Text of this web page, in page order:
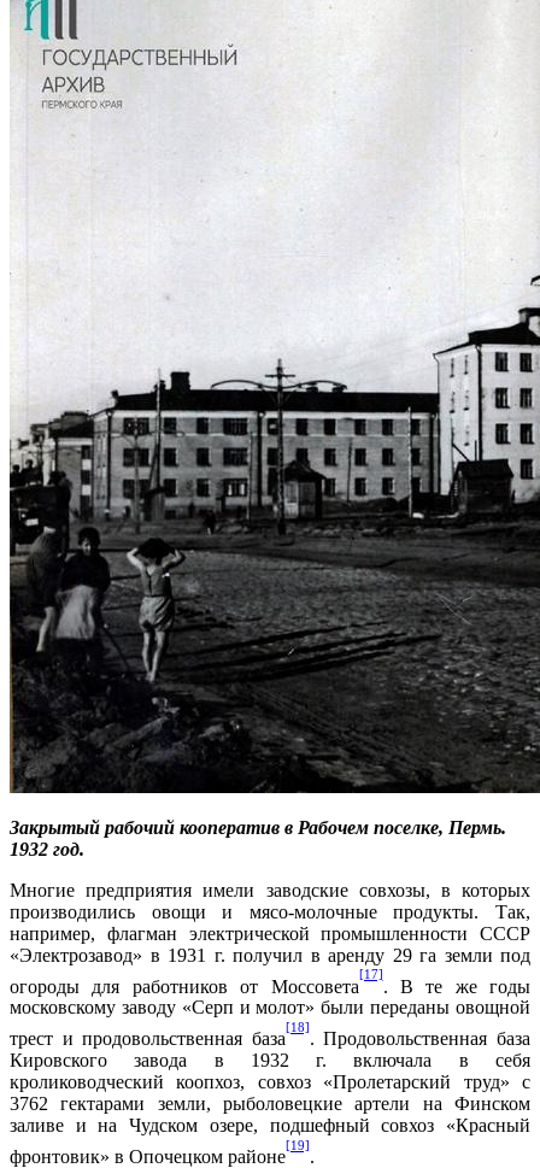
Закрытый рабочий кооператив в Рабочем поселке, Пермь.
1932 год.
Многие предприятия имели заводские совхозы, в которых
производились овощи и мясо-молочные продукты. Так,
например, флагман электрической промышленности СССР
«Электрозавод» в 1931 г. получил в аренду 29 га земли под
огороды для работников от Моссовета
[17]
. В те же годы
московскому заводу «Серп и молот» были переданы овощной
трест и продовольственная база
[18]
. Продовольственная база
Кировского завода в 1932 г. включала в себя
кролиководческий коопхоз, совхоз «Пролетарский труд» с
3762 гектарами земли, рыболовецкие артели на Финском
заливе и на Чудском озере, подшефный совхоз «Красный
фронтовик» в Опочецком районе
[19]
.